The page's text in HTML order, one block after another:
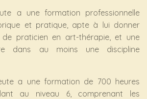
a une formation professionnelle
et pratique, apte à lui donner
de praticien en art-thérapie, et une
dans au moins une discipline
a une formation de 700 heures
au niveau 6, comprenant les